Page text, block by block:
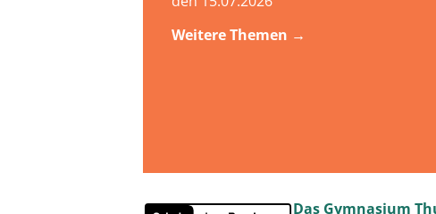
Weitere Themen →
Das Gymnasium